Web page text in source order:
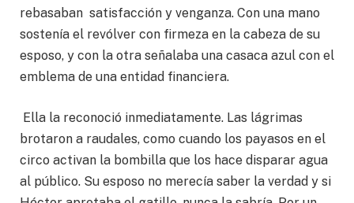
rebasaban satisfacción y venganza. Con una mano
sostenía el revólver con firmeza en la cabeza de su
esposo, y con la otra señalaba una casaca azul con el
emblema de una entidad financiera.
Ella la reconoció inmediatamente. Las lágrimas
brotaron a raudales, como cuando los payasos en el
circo activan la bombilla que los hace disparar agua
al público. Su esposo no merecía saber la verdad y si